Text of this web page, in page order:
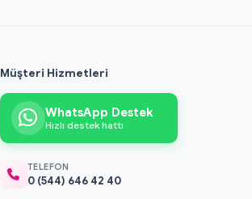
Müşteri Hizmetleri
WhatsApp Destek
Hızlı destek hattı
TELEFON
0 (544) 646 42 40